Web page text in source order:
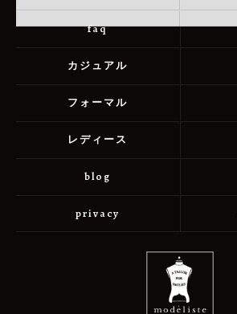
faq
カジュアル
フォーマル
レディース
blog
privacy